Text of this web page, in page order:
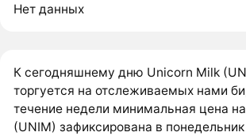
Нет данных
К сегодняшнему дню Unicorn Milk
торгуется на отслеживаемых нами
течение недели минимальная цена
(UNIM) зафиксирована в